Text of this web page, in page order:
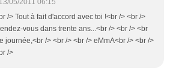
13/05/2011 06:15
/> Tout à fait d'accord avec toi !<br /> <br />
vous dans trente ans...<br /> <br /> <br
journée,<br /> <br /> <br /> eMmA<br /> <br />
/>